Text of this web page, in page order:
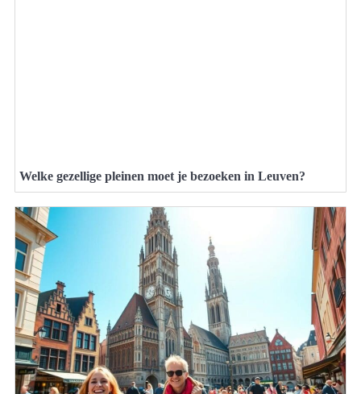
Welke gezellige pleinen moet je bezoeken in Leuven?